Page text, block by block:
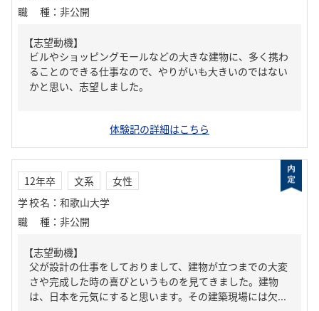
職種 ： 非公開
【志望動機】
ビルやショッピングモールなどの大きな建物に、多く携わ
ることのできる仕事なので、やりがいも大きいのではない
かと思い、志望しました。
体験記の詳細はこちら
12年卒 文系
女性
学校名 ： 和歌山大学
職種 ： 非公開
【志望動機】
父が設計の仕事をしておりまして、建物が立つまでの大変
さや完成した時の喜びというものを見てきました。建物
は、日本を元気にすると思います。その建築現場には欠...